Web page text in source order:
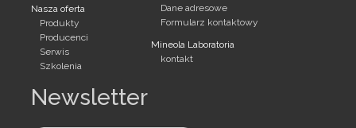
Nasza oferta
Produkty
Producenci
Serwis
Szkolenia
Dane adresowe
Formularz kontaktowy
Mineola Laboratoria
kontakt
Newsletter